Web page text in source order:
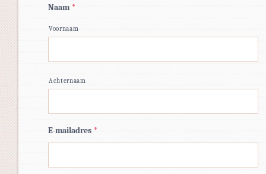
Naam *
Voornaam
Achternaam
E-mailadres *